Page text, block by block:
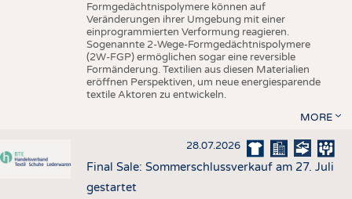
Formgedächtnispolymere können auf
Veränderungen ihrer Umgebung mit einer
einprogrammierten Verformung reagieren.
Sogenannte 2-Wege-Formgedächtnispolymere
(2W-FGP) ermöglichen sogar eine reversible
Formänderung. Textilien aus diesen Materialien
eröffnen Perspektiven, um neue energiesparende
textile Aktoren zu entwickeln.
MORE
28.07.2026
Final Sale: Sommerschlussverkauf am 27. Juli
gestartet